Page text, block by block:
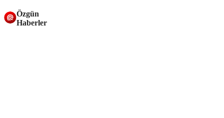
Özgün
Haberler